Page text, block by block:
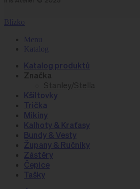
Blízko
Menu
Katalog
Katalog produktů
Značka
Kšiltovky
Trička
Mikiny
Kalhoty & Kraťasy
Bundy & Vesty
Župany & Ručníky
Zástěry
Čepice
Tašky